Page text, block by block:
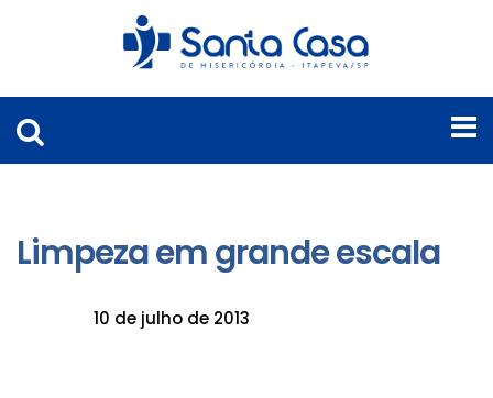
Limpeza em grande escala
10 de julho de 2013